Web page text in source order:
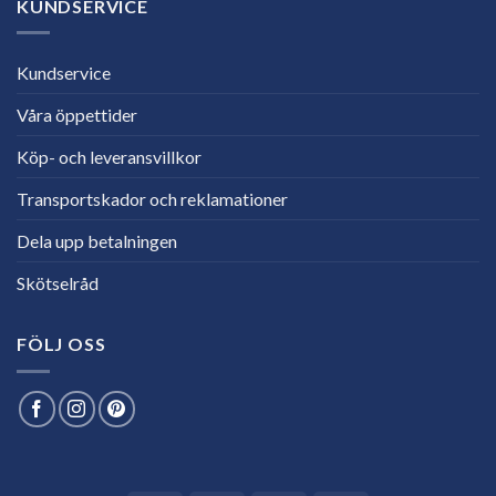
KUNDSERVICE
Kundservice
Våra öppettider
Köp- och leveransvillkor
Transportskador och reklamationer
Dela upp betalningen
Skötselråd
FÖLJ OSS